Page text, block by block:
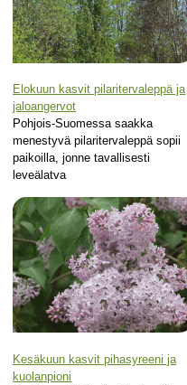
Elokuun kasvit pilaritervaleppä ja
jaloangervot
Pohjois-Suomessa saakka
menestyvä pilaritervaleppä sopii
paikoilla, jonne tavallisesti
leveälatva
Kesäkuun kasvit pihasyreeni ja
kuolanpioni